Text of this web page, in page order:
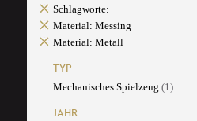
Schlagworte:
Material: Messing
Material: Metall
TYP
Mechanisches Spielzeug (1)
JAHR